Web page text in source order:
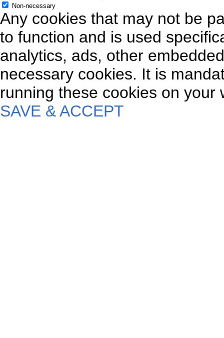
Non-necessary
Any cookies that may not be
to function and is used
analytics, ads, other
necessary cookies. It is
running these cookies on your
SAVE & ACCEPT